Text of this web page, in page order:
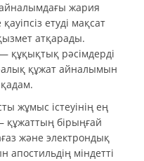
жария
етуді мақсат
атқарады.
құқықтық рәсімдерді
құжат айналымын
жұмыс істеуінің ең
бірыңғай
және электрондық
апостильдің міндетті